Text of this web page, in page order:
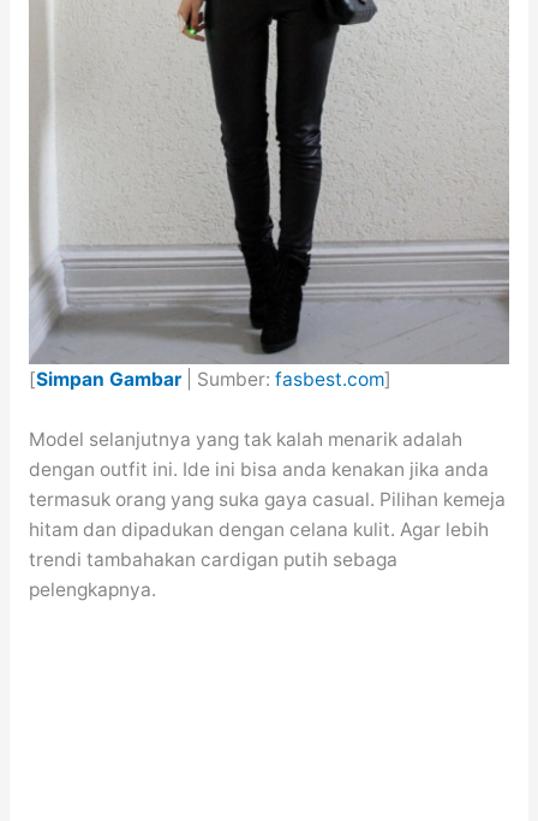
[Simpan Gambar| Sumber: fasbest.com]
Model selanjutnya yang tak kalah menarik adalah
dengan outfit ini. Ide ini bisa anda kenakan jika anda
termasuk orang yang suka gaya casual. Pilihan kemeja
hitam dan dipadukan dengan celana kulit. Agar lebih
trendi tambahakan cardigan putih sebaga
pelengkapnya.